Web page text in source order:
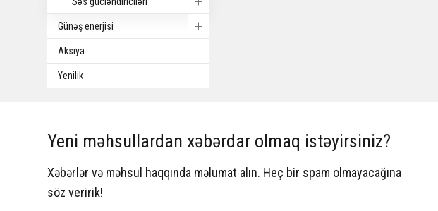
Günəş enerjisi
Aksiya
Yenilik
Yeni məhsullardan xəbərdar olmaq istəyirsiniz?
Xəbərlər və məhsul haqqında məlumat alın. Heç bir spam olmayacağına
söz veririk!